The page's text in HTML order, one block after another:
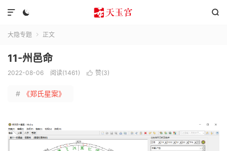
 

大隐专题  正文
11-州邑命
2022-08-06 阅读(1461)  赞(3)
# 《郑氏星案》